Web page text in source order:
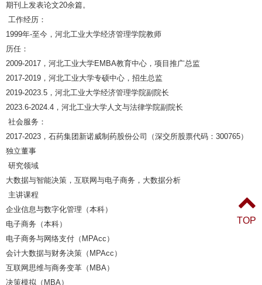
期刊上发表论文20余篇。
工作经历：
1999年-至今，河北工业大学经济管理学院教师
历任：
2009-2017 ，河北工业大学EMBA教育中心，项目推广总监
2017-2019 ，河北工业大学专硕中心，招生总监
2019-2023.5 ，河北工业大学经济管理学院副院长
2023.6-2024.4 ，河北工业大学人文与法律学院副院长
社会服务：
2017-2023 ，石药集团新诺威制药股份公司（深交所股票代码： 300765）
独立董事
研究领域
大数据与智能决策，互联网与电子商务，大数据分析
主讲课程
企业信息与数字化管理（本科）
电子商务（本科）
电子商务与网络支付（ MPAcc ）
会计大数据与财务决策（ MPAcc ）
互联网思维与商务变革（ MBA）
决策模拟（ MBA）
TOP